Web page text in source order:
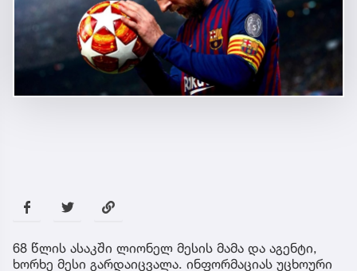
68 წლის ასაკში ლიონელ მესის მამა და აგენტი,
ხორხე მესი გარდაიცვალა. ინფორმაციას უცხოური